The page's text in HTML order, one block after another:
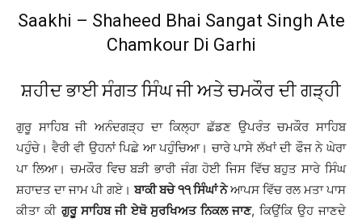
Saakhi – Shaheed Bhai Sangat Singh Ate
Chamkour Di Garhi
ਸ਼ਹੀਦ ਭਾਈ ਸੰਗਤ ਸਿੰਘ ਜੀ ਅਤੇ ਚਮਕੌਰ ਦੀ ਗੜ੍ਹੀ
ਗੁਰੂ ਸਾਹਿਬ ਜੀ ਅਨੰਦਗੜ੍ਹ ਦਾ ਕਿਲ੍ਹਾ ਛੱਡਣ ਉਪਰੰਤ ਚਮਕੌਰ ਸਾਹਿਬ
ਪਹੁੰਚੇ। ਵੈਰੀ ਵੀ ਉਹਨਾਂ ਪਿਛੇ ਆ ਪਹੁੰਚਿਆ। ਚਾਰੇ ਪਾਸੇ ਲੱਖਾਂ ਦੀ ਫੌਜ ਨੇ ਘੇਰਾ
ਪਾ ਲਿਆ। ਚਮਕੌਰ ਵਿਚ ਬੜੀ ਭਾਰੀ ਜੰਗ ਹੋਈ ਜਿਸ ਵਿੱਚ ਬਹੁਤ ਸਾਰੇ ਸਿੰਘ
ਸ਼ਹਾਦਤ ਦਾ ਜਾਮ ਪੀ ਗਏ।ਬਾਕੀ ਬਚੇ ੧੧ ਸਿੰਘਾਂ ਨੇਆਪਸ ਵਿੱਚ ਰਲ ਮਤਾ ਪਾਸ
ਕੀਤਾ ਕੀਗੁਰੂ ਸਾਹਿਬ ਜੀ ਏਥੋ ਸੁਰਖਿਅਤ ਨਿਕਲ ਜਾਣ, ਕਿਉਂਕਿ ਉਹ ਜਾਣਦੇ